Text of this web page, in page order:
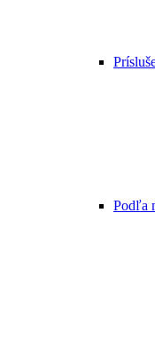
Podľa